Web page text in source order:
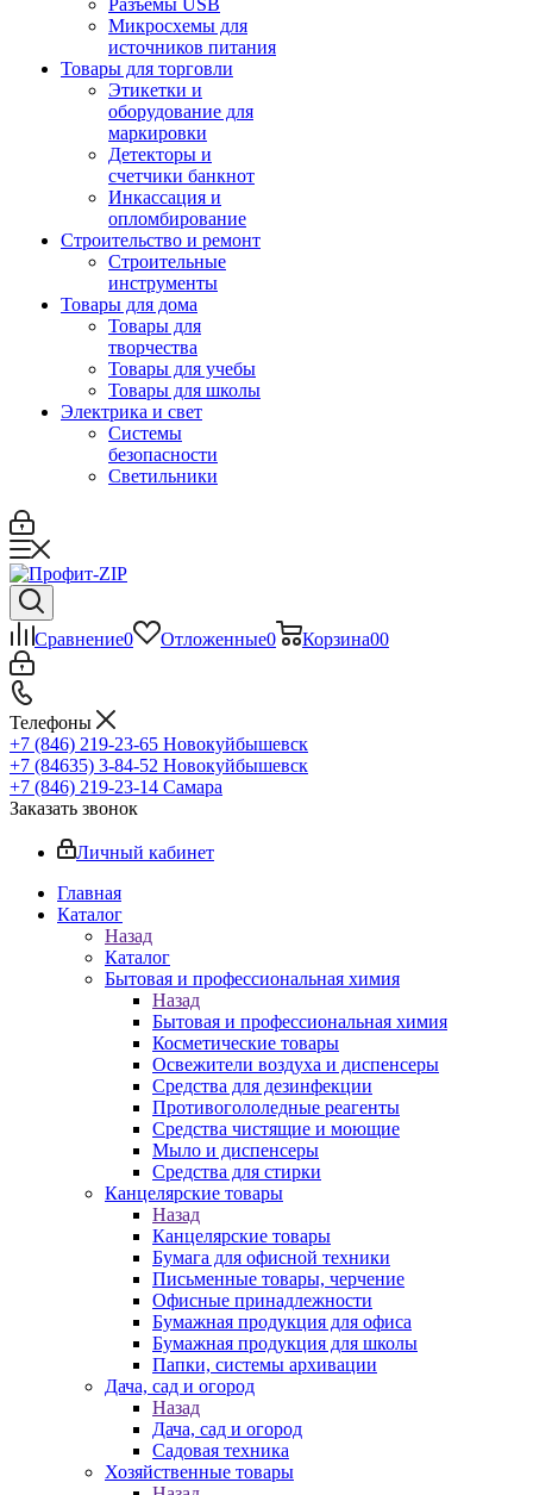
Разъемы USB
Микросхемы для
источников питания
Товары для торговли
Этикетки и
оборудование для
маркировки
Детекторы и
счетчики банкнот
Инкассация и
опломбирование
Строительство и ремонт
Строительные
инструменты
Товары для дома
Товары для
творчества
Товары для учебы
Товары для школы
Электрика и свет
Системы
безопасности
Светильники
Сравнение0 Отложенные0 Корзина00
Телефоны
+7 (846) 219-23-65 Новокуйбышевск
+7 (84635) 3-84-52 Новокуйбышевск
+7 (846) 219-23-14 Самара
Заказать звонок
Личный кабинет
Главная
Каталог
Назад
Каталог
Бытовая и профессиональная химия
Назад
Бытовая и профессиональная химия
Косметические товары
Освежители воздуха и диспенсеры
Средства для дезинфекции
Противогололедные реагенты
Средства чистящие и моющие
Мыло и диспенсеры
Средства для стирки
Канцелярские товары
Назад
Канцелярские товары
Бумага для офисной техники
Письменные товары, черчение
Офисные принадлежности
Бумажная продукция для офиса
Бумажная продукция для школы
Папки, системы архивации
Дача, сад и огород
Назад
Дача, сад и огород
Садовая техника
Хозяйственные товары